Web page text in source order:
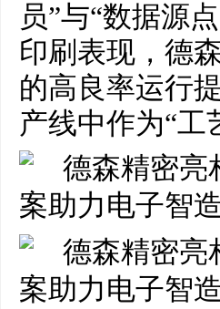
员”与“数据源
印刷表现，德
的高良率运行
产线中作为“工